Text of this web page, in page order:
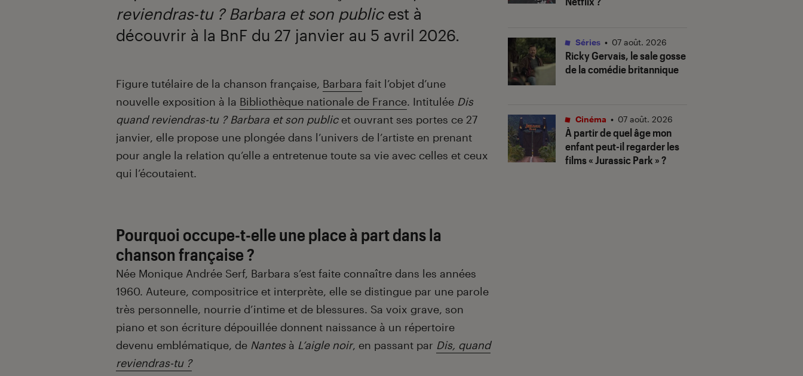
reviendras-tu ? Barbara et son publicest à
découvrir à la BnF du 27 janvier au 5 avril 2026.
Introduction
Figure tutélaire de la chanson française, Barbara fait l’objet d’une
nouvelle exposition à la Bibliothèque nationale de France. Intitulée Dis
quand reviendras-tu ? Barbara et son publicet ouvrant ses portes ce 27
janvier, elle propose une plongée dans l’univers de l’artiste en prenant
pour angle la relation qu’elle a entretenue toute sa vie avec celles et ceux
qui l’écoutaient.
Pourquoi occupe-t-elle une place à part dans la
chanson française ?
Née Monique Andrée Serf, Barbara s’est faite connaître dans les années
1960. Auteure, compositrice et interprète, elle se distingue par une parole
très personnelle, nourrie d’intime et de blessures. Sa voix grave, son
piano et son écriture dépouillée donnent naissance à un répertoire
devenu emblématique, de Nantesà L’aigle noir, en passant par Dis, quand
reviendras-tu ?
Ricky Gervais, le sale gosse
de la comédie britannique
Séries • 07 août. 2026
À partir de quel âge mon
enfant peut-il regarder les
films « Jurassic Park » ?
Cinéma • 07 août. 2026